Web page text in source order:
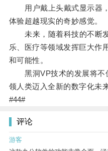
用户戴上头戴式显示器，
体验超越现实的奇妙感觉。
未来，随着科技的不断发
乐、医疗等领域发挥巨大作
和可能性。
黑洞VP技术的发展将不
领人类迈入全新的数字化未来
#44#
评论
游客